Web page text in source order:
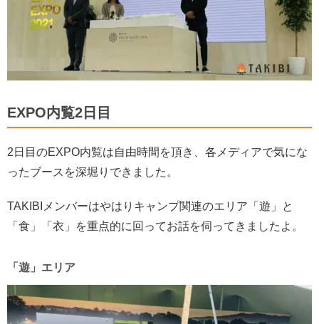
EXPO内覧2日目
2日目のEXPO内覧は自由時間を頂き、各メディアで気にな
ったブースを深堀りできました。
TAKIBIメンバーはやはりキャンプ関連のエリア「遊」と
「食」「衣」を重点的に回ってお話を伺ってきましたよ。
「遊」エリア